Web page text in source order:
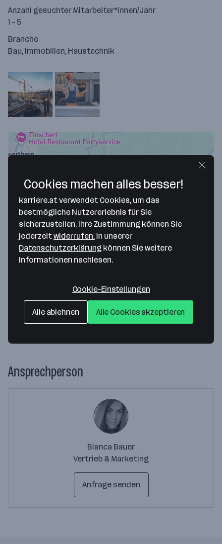
Anzahl gesuchter Mitarbeiter*innen/Jahr
1 - 5
Branche
Bau, Immobilien, Haustechnik
IPB Immobilien, Projektentwicklung und
4320 Perg
— Route berechnen
Ansprechperson
Bianca Bauer
Vertrieb & Marketing
Anfrage senden
Cookies machen alles besser!
karriere.at verwendet Cookies, um das
bestmögliche Nutzererlebnis für Sie
sicherzustellen. Ihre Zustimmung können Sie
jederzeit widerrufen. In unserer
Datenschutzerklärung können Sie weitere
Informationen nachlesen.
Cookie-Einstellungen
Alle ablehnen Alle Cookies akzeptieren